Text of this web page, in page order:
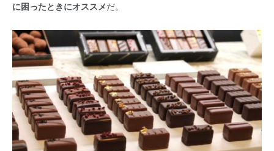
に困ったときにオススメだ。